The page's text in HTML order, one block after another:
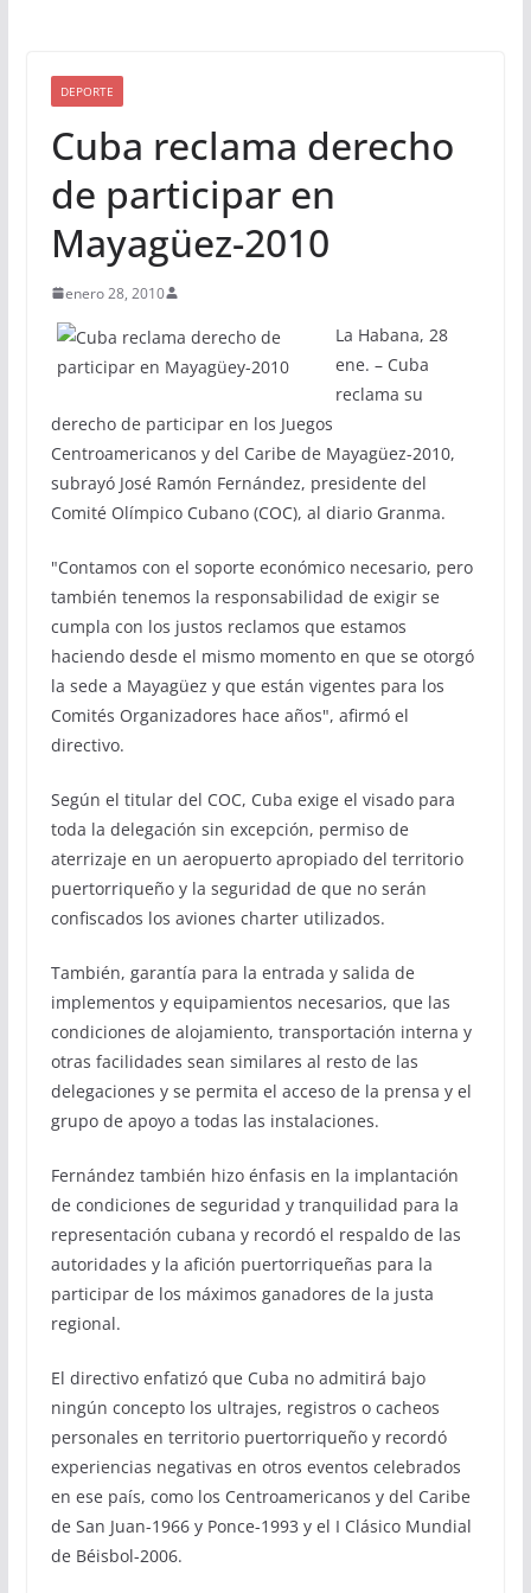
DEPORTE
Cuba reclama derecho
de participar en
Mayagüez-2010
enero 28, 2010
La Habana, 28
ene. – Cuba
reclama su
derecho de participar en los Juegos
Centroamericanos y del Caribe de Mayagüez-2010,
subrayó José Ramón Fernández, presidente del
Comité Olímpico Cubano (COC), al diario Granma.
"Contamos con el soporte económico necesario, pero
también tenemos la responsabilidad de exigir se
cumpla con los justos reclamos que estamos
haciendo desde el mismo momento en que se otorgó
la sede a Mayagüez y que están vigentes para los
Comités Organizadores hace años", afirmó el
directivo.
Según el titular del COC, Cuba exige el visado para
toda la delegación sin excepción, permiso de
aterrizaje en un aeropuerto apropiado del territorio
puertorriqueño y la seguridad de que no serán
confiscados los aviones charter utilizados.
También, garantía para la entrada y salida de
implementos y equipamientos necesarios, que las
condiciones de alojamiento, transportación interna y
otras facilidades sean similares al resto de las
delegaciones y se permita el acceso de la prensa y el
grupo de apoyo a todas las instalaciones.
Fernández también hizo énfasis en la implantación
de condiciones de seguridad y tranquilidad para la
representación cubana y recordó el respaldo de las
autoridades y la afición puertorriqueñas para la
participar de los máximos ganadores de la justa
regional.
El directivo enfatizó que Cuba no admitirá bajo
ningún concepto los ultrajes, registros o cacheos
personales en territorio puertorriqueño y recordó
experiencias negativas en otros eventos celebrados
en ese país, como los Centroamericanos y del Caribe
de San Juan-1966 y Ponce-1993 y el I Clásico Mundial
de Béisbol-2006.